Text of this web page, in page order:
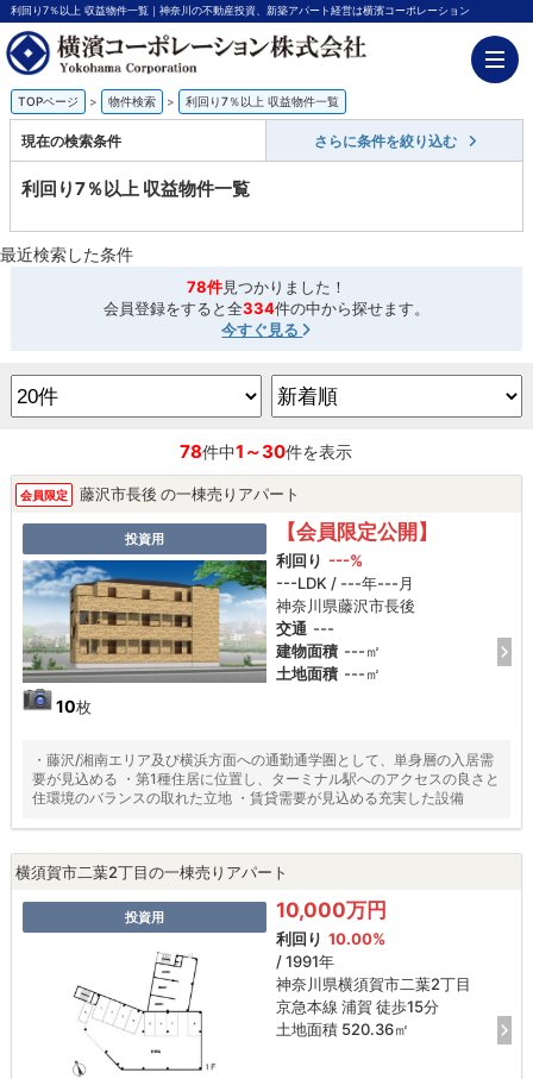
利回り7％以上 収益物件一覧｜神奈川の不動産投資、新築アパート経営は横濱コーポレーション
TOPページ > 物件検索 > 利回り7％以上 収益物件一覧
現在の検索条件 さらに条件を絞り込む
利回り7％以上 収益物件一覧
最近検索した条件
78件見つかりました！
会員登録をすると全334件の中から探せます。
今すぐ見る
78件中1～30件を表示
会員限定 藤沢市長後 の一棟売りアパート
投資用
10枚
【会員限定公開】
利回り ---%
---LDK / ---年---月
神奈川県藤沢市長後
交通 ---
建物面積 ---㎡
土地面積 ---㎡
・藤沢/湘南エリア及び横浜方面への通勤通学圏として、単身層の入居需
要が見込める ・第1種住居に位置し、ターミナル駅へのアクセスの良さと
住環境のバランスの取れた立地 ・賃貸需要が見込める充実した設備
横須賀市二葉2丁目の一棟売りアパート
投資用 10,000万円
利回り 10.00%
/ 1991年
神奈川県横須賀市二葉2丁目
京急本線 浦賀 徒歩15分
土地面積 520.36㎡